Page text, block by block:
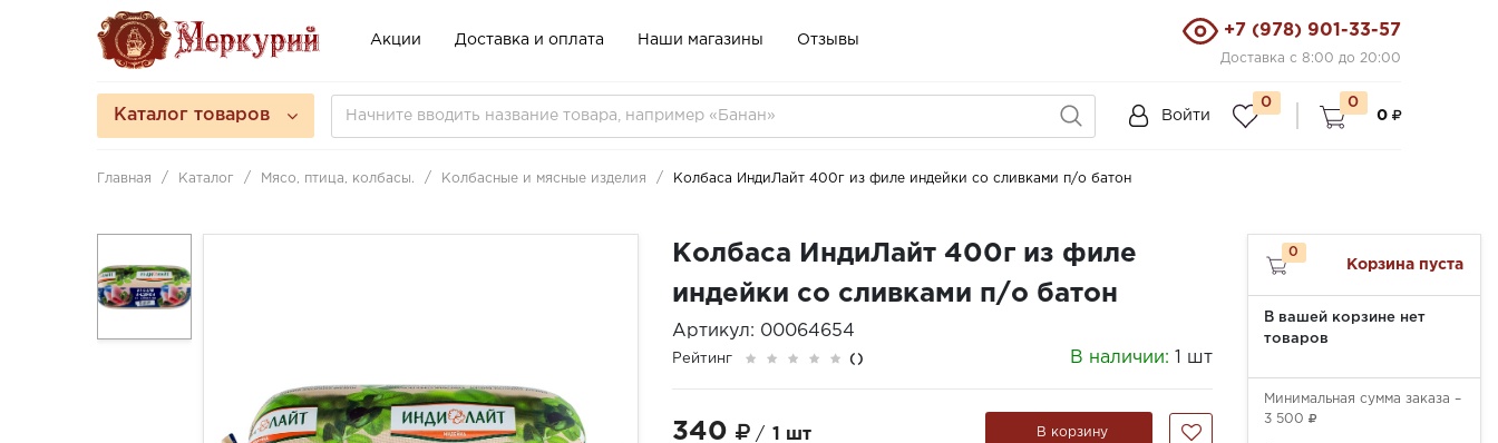
Акции Доставка и оплата Наши магазины Отзывы
+7 (978) 901-33-57
Доставка с 8:00 до 20:00
Каталог товаров Войти
0
0
0
Главная Каталог Мясо, птица, колбасы. Колбасные и мясные изделия Колбаса ИндиЛайт 400г из филе индейки со сливками п/о батон
Колбаса ИндиЛайт 400г из филе
индейки со сливками п/о батон
Артикул: 00064654
Рейтинг () В наличии: 1 шт
340 / 1 шт В корзину
0
Корзина пуста
В вашей корзине нет
товаров
Минимальная сумма заказа –
3 500